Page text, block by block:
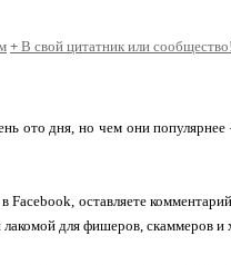
+ В свой цитатник или сообщество!
ото дня, но чем они
оставляете
для фишеров, скаммеров и